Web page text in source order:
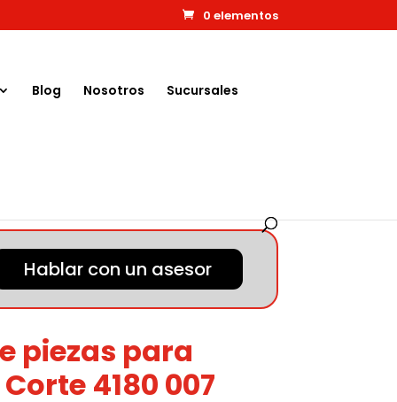
0 elementos
Blog Nosotros Sucursales
Hablar con un asesor
piezas para
4180 007